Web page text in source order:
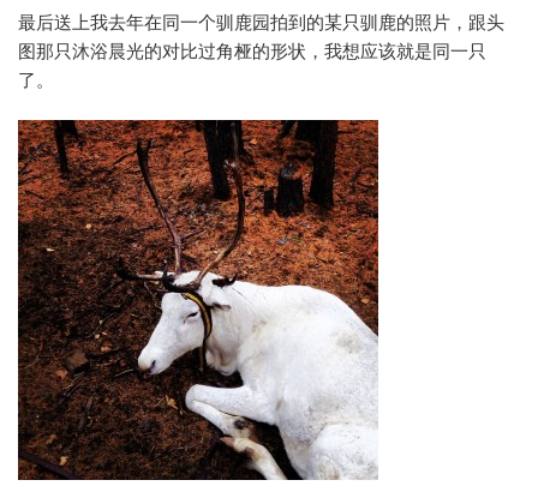
最后送上我去年在同一个驯鹿园拍到的某只驯鹿的照片，跟头
图那只沐浴晨光的对比过角桠的形状，我想应该就是同一只
了。